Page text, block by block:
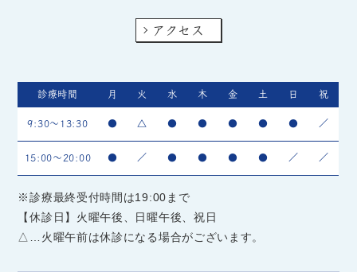
アクセス
診療時間 月 火 水 木 金 土 日 祝
9:30～13:30 ● △ ● ● ● ● ● ／
15:00～20:00 ● ／ ● ● ● ● ／ ／
※診療最終受付時間は19:00まで
【休診日】火曜午後、日曜午後、祝日
△…火曜午前は休診になる場合がございます。